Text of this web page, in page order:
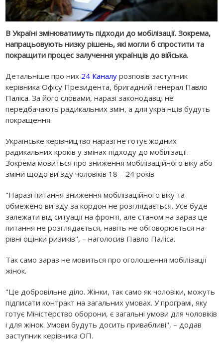
В Україні змінюватимуть підходи до мобілізації. Зокрема,
напрацьовують низку рішень, які могли б спростити та
покращити процес залучення українців до війська.
Детальніше про них 24 Каналу розповів заступник
керівника Офісу Президента, бригадний генерал Павло
Паліса. За його словами, наразі законодавці не
передбачають радикальних змін, а для українців будуть
покращення.
Українське керівництво наразі не готує жодних
радикальних кроків у змінах підходу до мобілізації.
Зокрема мовиться про зниження мобілізаційного віку або
зміни щодо виїзду чоловіків 18 – 24 років
"Наразі питання зниження мобілізаційного віку та
обмежено виїзду за кордон не розглядається. Усе буде
залежати від ситуації на фронті, але станом на зараз це
питання не розглядається, навіть не обговорюється на
рівні оцінки ризиків", – наголосив Павло Паліса.
Так само зараз не мовиться про оголошення мобілізації
жінок.
"Це добровільне діло. Жінки, так само як чоловіки, можуть
підписати контракт на загальних умовах. У програмі, яку
готує Міністерство оборони, є загальні умови для чоловіків
і для жінок. Умови будуть досить привабливі", – додав
заступник керівника ОП.